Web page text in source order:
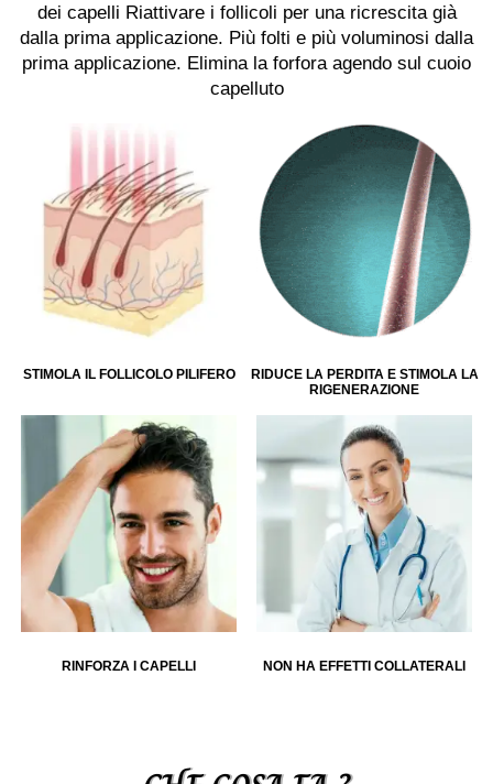
dei capelli Riattivare i follicoli per una ricrescita già
dalla prima applicazione. Più folti e più voluminosi dalla
prima applicazione. Elimina la forfora agendo sul cuoio
capelluto
STIMOLA IL FOLLICOLO PILIFERO
RIDUCE LA PERDITA E STIMOLA LA
RIGENERAZIONE
RINFORZA I CAPELLI NON HA EFFETTI COLLATERALI